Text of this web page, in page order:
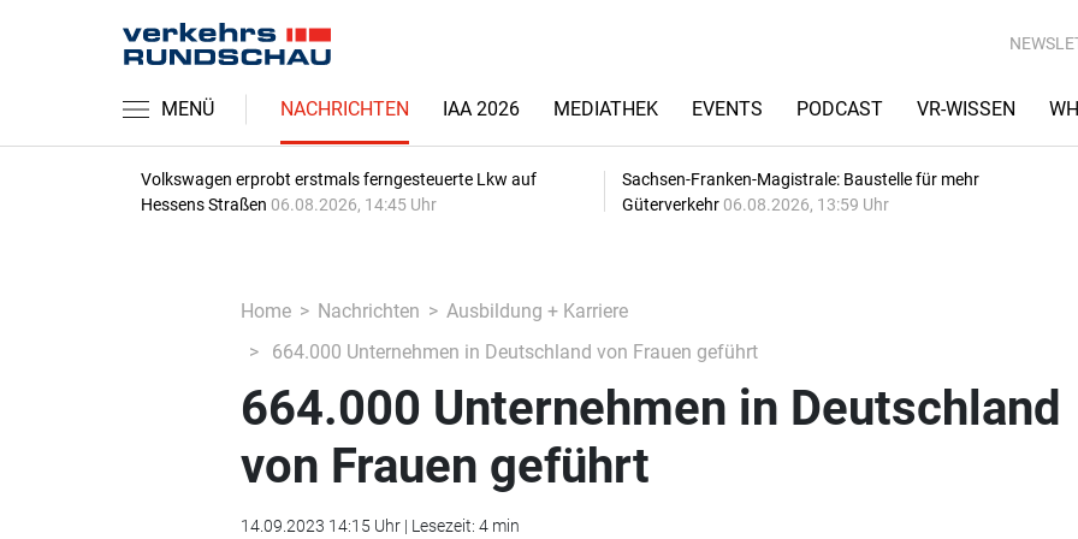
MENÜ NACHRICHTEN IAA 2026 MEDIATHEK EVENTS PODCAST VR-WISSEN
Volkswagen erprobt erstmals ferngesteuerte Lkw auf
Hessens Straßen 06.08.2026, 14:45 Uhr
Sachsen-Franken-Magistrale: Baustelle für mehr
Güterverkehr 06.08.2026, 13:59 Uhr
Home Nachrichten
Ausbildung + Karriere
664.000 Unternehmen in Deutschland von Frauen geführt
664.000 Unternehmen in Deutschland
von Frauen geführt
14.09.2023 14:15 Uhr | Lesezeit: 4 min